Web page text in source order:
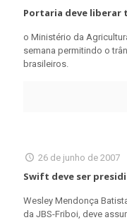
Portaria deve liberar
o Ministério da
semana permitindo o
brasileiros.
26 de junho de 2007
Swift deve ser
Wesley Mendonça
da JBS-Friboi, deve